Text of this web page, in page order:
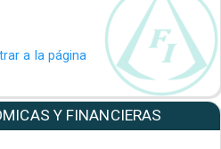
a la página
Y FINANCIERAS